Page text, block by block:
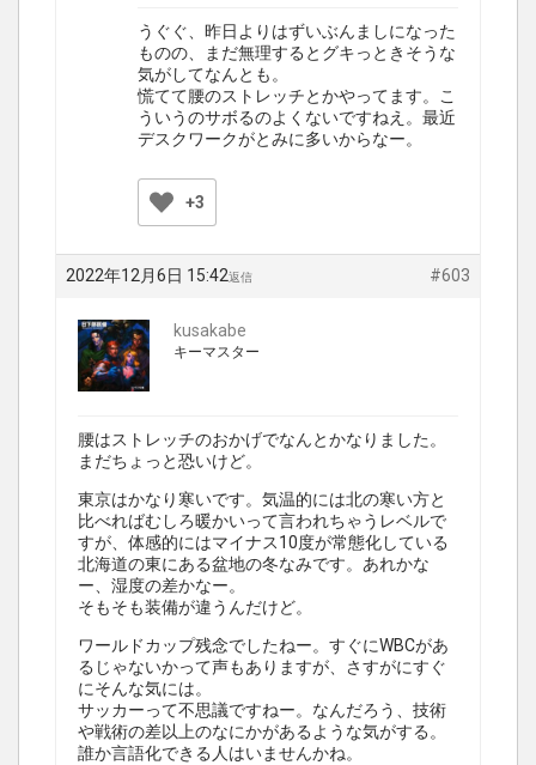
うぐぐ、昨日よりはずいぶんましになった
ものの、まだ無理するとグキっときそうな
気がしてなんとも。
慌てて腰のストレッチとかやってます。こ
ういうのサボるのよくないですねえ。最近
デスクワークがとみに多いからなー。
+3
2022年12月6日 15:42 #603
返信
kusakabe
キーマスター
腰はストレッチのおかげでなんとかなりました。
まだちょっと恐いけど。
東京はかなり寒いです。気温的には北の寒い方と
比べればむしろ暖かいって言われちゃうレベルで
すが、体感的にはマイナス10度が常態化している
北海道の東にある盆地の冬なみです。あれかな
ー、湿度の差かなー。
そもそも装備が違うんだけど。
ワールドカップ残念でしたねー。すぐにWBCがあ
るじゃないかって声もありますが、さすがにすぐ
にそんな気には。
サッカーって不思議ですねー。なんだろう、技術
や戦術の差以上のなにかがあるような気がする。
誰か言語化できる人はいませんかね。